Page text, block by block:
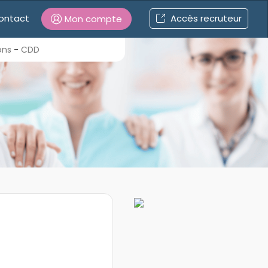
Mon compte Accès recruteur
Mot de passe oublié ?
Connexion
Se connecter avec Facebook
- CDD